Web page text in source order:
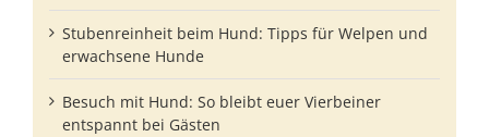
Stubenreinheit beim Hund: Tipps für Welpen und
erwachsene Hunde
Besuch mit Hund: So bleibt euer Vierbeiner
entspannt bei Gästen